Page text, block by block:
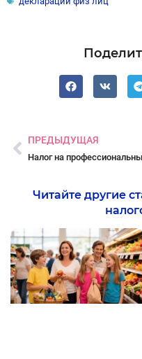
ПРЕДЫДУЩАЯ
Читайте другие